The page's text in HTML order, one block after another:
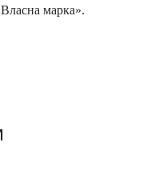
марка».